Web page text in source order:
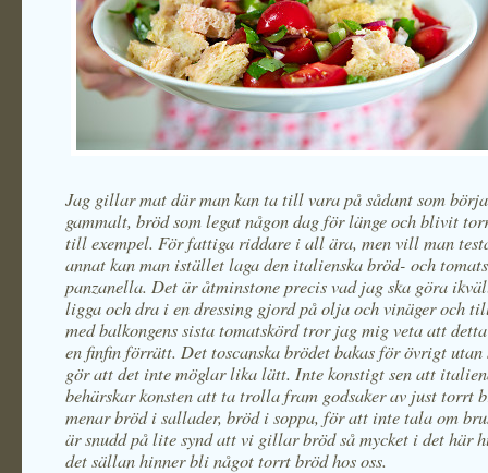
Jag gillar mat där man kan ta till vara på sådant som
gammalt, bröd som legat någon dag för länge och blivit
till exempel. För fattiga riddare i all ära, men vill man
annat kan man istället laga den italienska bröd- och
panzanella. Det är åtminstone precis vad jag ska göra
ligga och dra i en dressing gjord på olja och vinäger och
med balkongens sista tomatskörd tror jag mig veta att
en finfin förrätt. Det toscanska brödet bakas för övrigt
gör att det inte möglar lika lätt. Inte konstigt sen att
behärskar konsten att ta trolla fram godsaker av just torrt
menar bröd i sallader, bröd i soppa, för att inte tala om
är snudd på lite synd att vi gillar bröd så mycket i det här
det sällan hinner bli något torrt bröd hos oss.